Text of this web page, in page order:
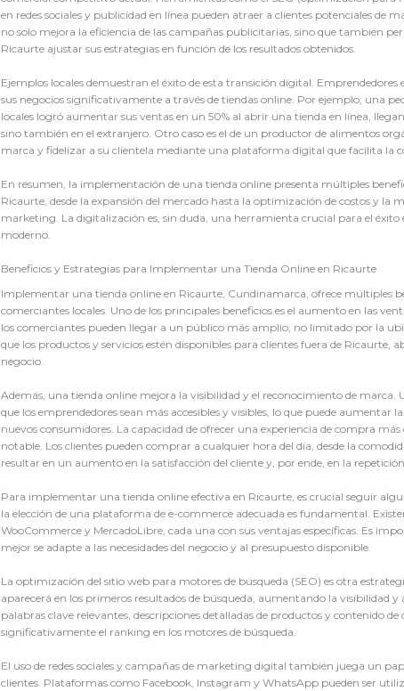
en redes sociales y publicidad en línea pueden atraer a clientes potenciales de
no solo mejora la eficiencia de las campañas publicitarias, sino que también
Ricaurte ajustar sus estrategias en función de los resultados obtenidos.
Ejemplos locales demuestran el éxito de esta transición digital.
sus negocios significativamente a través de tiendas online. Por ejemplo, una
locales logró aumentar sus ventas en un 50% al abrir una tienda en línea,
sino también en el extranjero. Otro caso es el de un productor de alimentos
marca y fidelizar a su clientela mediante una plataforma digital que facilita la
En resumen, la implementación de una tienda online presenta múltiples
Ricaurte, desde la expansión del mercado hasta la optimización de costos y la
marketing. La digitalización es, sin duda, una herramienta crucial para el éxito
moderno.
Beneficios y Estrategias para Implementar una Tienda Online en Ricaurte
Implementar una tienda online en Ricaurte, Cundinamarca, ofrece múltiples
comerciantes locales. Uno de los principales beneficios es el aumento en las
los comerciantes pueden llegar a un público más amplio, no limitado por la
que los productos y servicios estén disponibles para clientes fuera de Ricaurte,
negocio.
Además, una tienda online mejora la visibilidad y el reconocimiento de marca.
que los emprendedores sean más accesibles y visibles, lo que puede aumentar
nuevos consumidores. La capacidad de ofrecer una experiencia de compra
notable. Los clientes pueden comprar a cualquier hora del día, desde la
resultar en un aumento en la satisfacción del cliente y, por ende, en la
Para implementar una tienda online efectiva en Ricaurte, es crucial seguir
la elección de una plataforma de e-commerce adecuada es fundamental.
WooCommerce y MercadoLibre, cada una con sus ventajas específicas. Es
mejor se adapte a las necesidades del negocio y al presupuesto disponible.
La optimización del sitio web para motores de búsqueda (SEO) es otra
aparecerá en los primeros resultados de búsqueda, aumentando la visibilidad
palabras clave relevantes, descripciones detalladas de productos y contenido
significativamente el ranking en los motores de búsqueda.
El uso de redes sociales y campañas de marketing digital también juega un
clientes. Plataformas como Facebook, Instagram y WhatsApp pueden ser